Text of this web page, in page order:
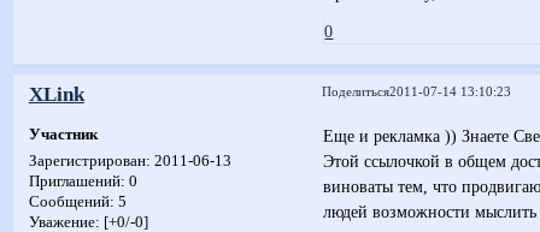
0
Поделиться2011-07-14 13:10:23
XLink
Участник
Зарегистрирован: 2011-06-13
Приглашений: 0
Сообщений: 5
Уважение: [+0/-0]
Еще и рекламка )) Знаете
Этой ссылочкой в общем
виноваты тем, что
людей возможности мыслить